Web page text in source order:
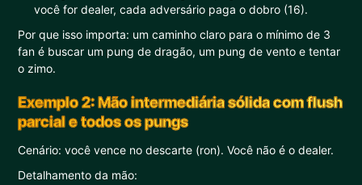
você for dealer, cada adversário paga o dobro (16).
Por que isso importa: um caminho claro para o mínimo de 3
fan é buscar um pung de dragão, um pung de vento e tentar
o zimo.
Exemplo 2: Mão intermediária sólida com flush
parcial e todos os pungs
Cenário: você vence no descarte (ron). Você não é o dealer.
Detalhamento da mão: